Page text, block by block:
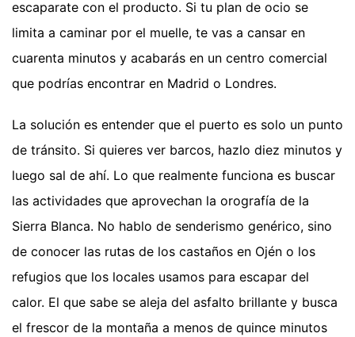
escaparate con el producto. Si tu plan de ocio se
limita a caminar por el muelle, te vas a cansar en
cuarenta minutos y acabarás en un centro comercial
que podrías encontrar en Madrid o Londres.
La solución es entender que el puerto es solo un punto
de tránsito. Si quieres ver barcos, hazlo diez minutos y
luego sal de ahí. Lo que realmente funciona es buscar
las actividades que aprovechan la orografía de la
Sierra Blanca. No hablo de senderismo genérico, sino
de conocer las rutas de los castaños en Ojén o los
refugios que los locales usamos para escapar del
calor. El que sabe se aleja del asfalto brillante y busca
el frescor de la montaña a menos de quince minutos